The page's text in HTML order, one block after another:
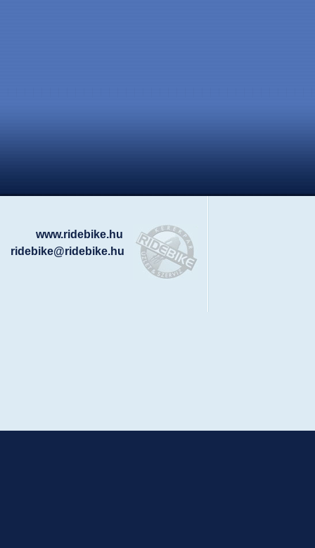
www.ridebike.hu
ridebike@ridebike.hu